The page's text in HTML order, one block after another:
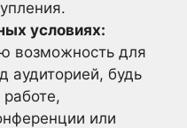
условиях:
возможность для
аудиторией, будь
или